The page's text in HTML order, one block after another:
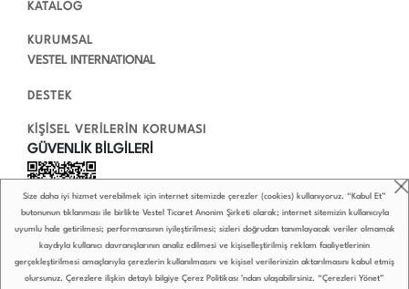
Size daha iyi hizmet verebilmek için internet sitemizde çerezler (cookies) kullanıyoruz. “Kabul Et”
butonunun tıklanması ile birlikte Vestel Ticaret Anonim Şirketi olarak; internet sitemizin kullanıcıyla
uyumlu hale getirilmesi; performansının iyileştirilmesi; sizleri doğrudan tanımlayacak veriler olmamak
kaydıyla kullanıcı davranışlarının analiz edilmesi ve kişiselleştirilmiş reklam faaliyetlerinin
gerçekleştirilmesi amaçlarıyla çerezlerin kullanılmasını ve kişisel verilerinizin aktarılmasını kabul etmiş
olursunuz. Çerezlere ilişkin detaylı bilgiye Çerez Politikası ’ndan ulaşabilirsiniz. “Çerezleri Yönet”
KATALOG
KURUMSAL
VESTEL INTERNATIONAL
DESTEK
KİŞİSEL VERİLERİN KORUMASI
GÜVENLİK BİLGİLERİ